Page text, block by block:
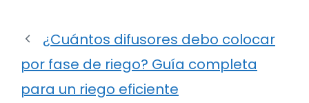
¿Cuántos difusores debo colocar
por fase de riego? Guía completa
para un riego eficiente